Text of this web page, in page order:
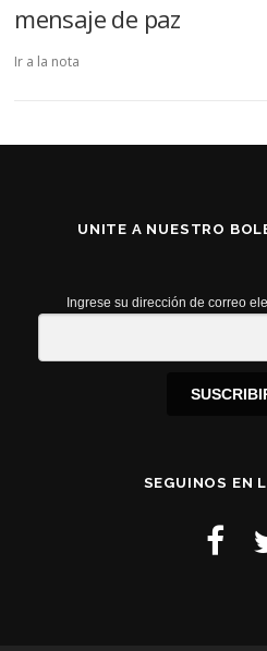
mensaje de paz
Ir a la nota
UNITE A NUESTRO
Ingrese su dirección de correo
SEGUINOS EN